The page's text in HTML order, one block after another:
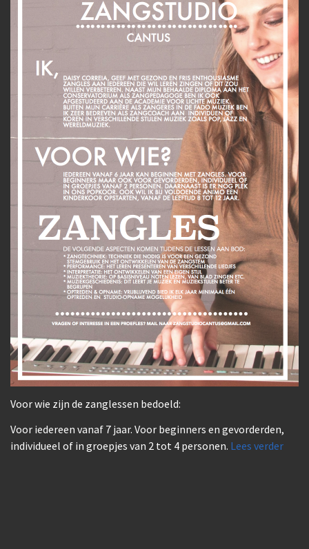
Voor wie zijn de zanglessen bedoeld:
Voor iedereen vanaf 7 jaar. Voor beginners en gevorderden,
individueel of in groepjes van 2 tot 4 personen. Lees verder